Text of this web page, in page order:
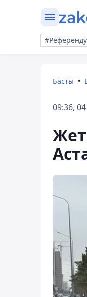
Басты
09:36,